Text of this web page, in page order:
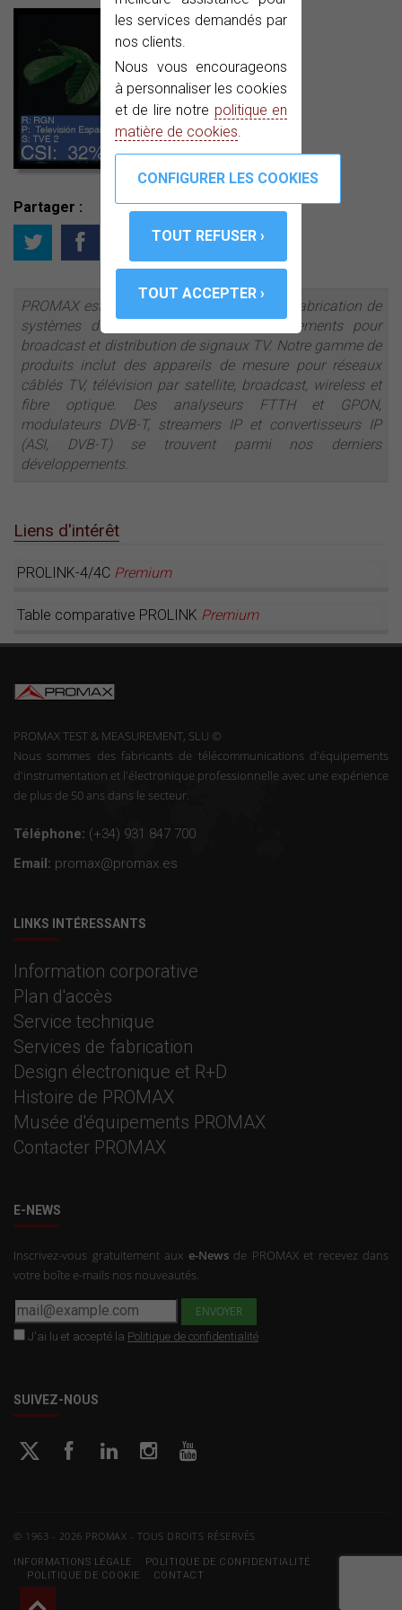
les services demandés par
nos clients.
Nous vous encourageons
à personnaliser les cookies
et de lire notre politique en
matière de cookies
Partager :
PROMAX est une entreprise leader dans la fabrication de
systèmes de test et mesure et d’équipements pour
broadcast et distribution de signaux TV. Notre gamme de
produits inclut des appareils de mesure pour réseaux
câblés TV, télévision par satellite, broadcast, wireless et
fibre optique. Des analyseurs FTTH et GPON,
modulateurs DVB-T, streamers IP et convertisseurs IP
(ASI, DVB-T) se trouvent parmi nos derniers
développements.
Liens d'intérêt
PROLINK-4/4C Premium
Table comparative PROLINK Premium
PROMAX TEST & MEASUREMENT, SLU ©
Nous sommes des fabricants de télécommunications d'équipements
d'instrumentation et l'électronique professionnelle avec une expérience
de plus de 50 ans dans le secteur.
Téléphone: (+34) 931 847 700
Email: promax@promax.es
LINKS INTÉRESSANTS
Information corporative
Plan d'accès
Service technique
Services de fabrication
Design électronique et R+D
Histoire de PROMAX
Musée d'équipements PROMAX
Contacter PROMAX
E-NEWS
Inscrivez-vous gratuitement aux e-Newsde PROMAX et recevez dans
votre boîte e-mails nos nouveautés.
J'ai lu et accepté la Politique de confidentialité
SUIVEZ-NOUS
© 1963 - 2026 PROMAX - TOUS DROITS RÉSERVÉS
INFORMATIONS LÉGALE
POLITIQUE DE CONFIDENTIALITÉ
POLITIQUE DE COOKIE
CONTACT